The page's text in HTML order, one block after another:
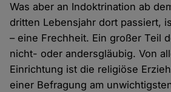
Was aber an Indoktrination ab
dritten Lebensjahr dort passiert,
– eine Frechheit. Ein großer Teil
nicht- oder andersgläubig. Von
Einrichtung ist die religiöse
einer Befragung am